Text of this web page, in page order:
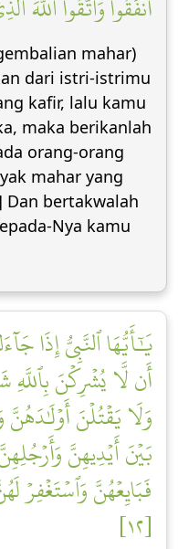
mahar)
dari istri-istrimu
kafir, lalu kamu
maka berikanlah
orang-orang
mahar yang
bertakwalah
Nya kamu
يَٰٓأَيُّهَا ٱلنَّبِيُّ إِذَا
أَن لَّا يُشۡرِكۡنَ بِٱللَّهِ
وَلَا يَقۡتُلۡنَ أَوۡلَٰدَهُنَّ
بَيۡنَ أَيۡدِيهِنَّ
فَبَايِعۡهُنَّ وَٱسۡتَغۡفِرۡ
[١٢]